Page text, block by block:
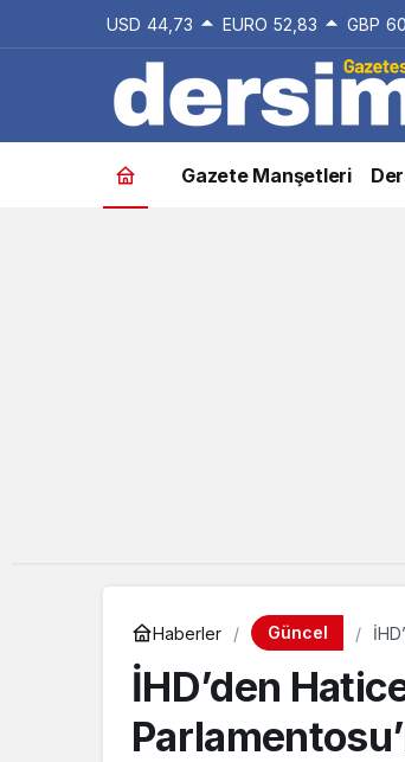
USD 44,73 EURO 52,83 GBP
Gazete Manşetleri
Haberler Güncel
İHD’den